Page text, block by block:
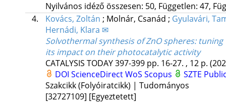
Nyilvános idéző összesen: 50, Független: 47,
4.
Kovács, Zoltán ; Molnár, Csanád ; Gyulavári,
Hernádi, Klara ✉
Solvothermal synthesis of ZnO spheres:
its impact on their photocatalytic activity
CATALYSIS TODAY397-399 pp. 16-27. , 12 p.
DOI ScienceDirectWoS Scopus
SZTE
Szakcikk (Folyóiratcikk) | Tudományos
[32727109] [Egyeztetett]